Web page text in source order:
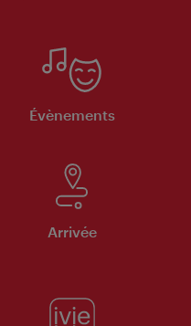
Évènements
Arrivée